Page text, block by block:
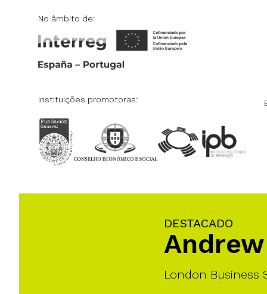
No âmbito de:
Instituições promotoras:
DESTACADO
London Business